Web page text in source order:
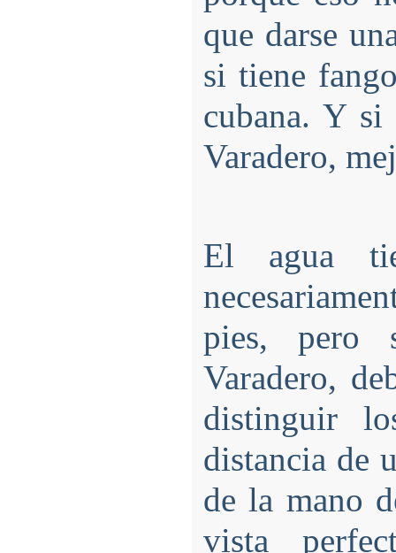
que darse
si tiene
cubana. Y si
Varadero,
El agua
pies, pero
Varadero,
distinguir
distancia de
de la mano
vista